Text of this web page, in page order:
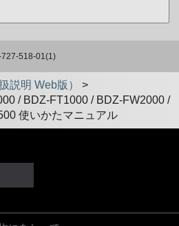
518-01(1)
説明 Web版）
>
/ BDZ-FT1000 / BDZ-FW2000 /
使いかたマニュアル